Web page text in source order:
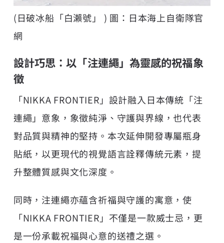
(日破冰船「白瀨號」 ) 圖：日本海上自衛隊官
網
設計巧思：以「注連繩」為靈感的祝福象
徵
「NIKKA FRONTIER」設計融入日本傳統「注
連繩」意象，象徵純淨、守護與界線，也代表
對品質與精神的堅持。本次延伸開發專屬瓶身
貼紙，以更現代的視覺語言詮釋傳統元素，提
升整體質感與文化深度。
同時，注連繩亦蘊含祈福與守護的寓意，使
「NIKKA FRONTIER」不僅是一款威士忌，更
是一份承載祝福與心意的送禮之選。